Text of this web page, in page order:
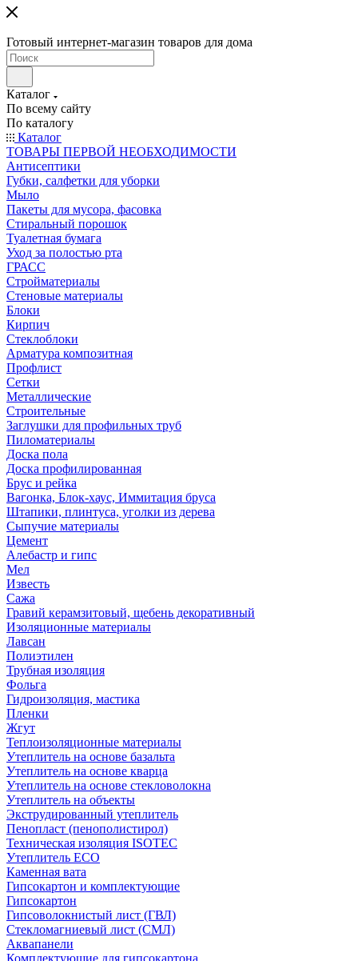
Готовый интернет-магазин товаров для дома
Каталог
По всему сайту
По каталогу
Каталог
ТОВАРЫ ПЕРВОЙ НЕОБХОДИМОСТИ
Антисептики
Губки, салфетки для уборки
Мыло
Пакеты для мусора, фасовка
Стиральный порошок
Туалетная бумага
Уход за полостью рта
ГРАСС
Стройматериалы
Стеновые материалы
Блоки
Кирпич
Стеклоблоки
Арматура композитная
Профлист
Сетки
Металлические
Строительные
Заглушки для профильных труб
Пиломатериалы
Доска пола
Доска профилированная
Брус и рейка
Вагонка, Блок-хаус, Иммитация бруса
Штапики, плинтуса, уголки из дерева
Сыпучие материалы
Цемент
Алебастр и гипс
Мел
Известь
Сажа
Гравий керамзитовый, щебень декоративный
Изоляционные материалы
Лавсан
Полиэтилен
Трубная изоляция
Фольга
Гидроизоляция, мастика
Пленки
Жгут
Теплоизоляционные материалы
Утеплитель на основе базальта
Утеплитель на основе кварца
Утеплитель на основе стекловолокна
Утеплитель на объекты
Экструдированный утеплитель
Пенопласт (пенополистирол)
Техническая изоляция ISOTEC
Утеплитель ECO
Каменная вата
Гипсокартон и комплектующие
Гипсокартон
Гипсоволокнистый лист (ГВЛ)
Стекломагниевый лист (СМЛ)
Аквапанели
Комплектующие для гипсокартона